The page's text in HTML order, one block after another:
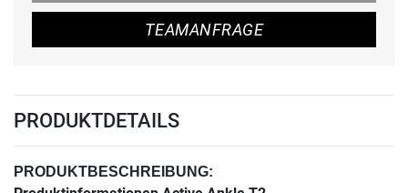
TEAMANFRAGE
PRODUKTDETAILS
PRODUKTBESCHREIBUNG: